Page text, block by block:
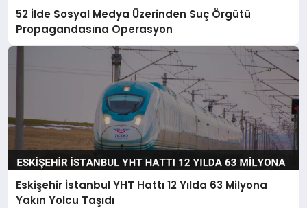
52 İlde Sosyal Medya Üzerinden Suç Örgütü
Propagandasına Operasyon
Eskişehir İstanbul YHT Hattı 12 Yılda 63 Milyona
Yakın Yolcu Taşıdı